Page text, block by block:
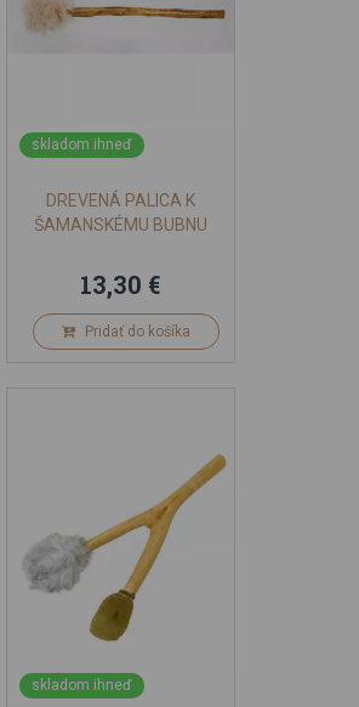
skladom ihneď
DREVENÁ PALICA K
ŠAMANSKÉMU BUBNU
13,30 €
Pridať do košíka
skladom ihneď